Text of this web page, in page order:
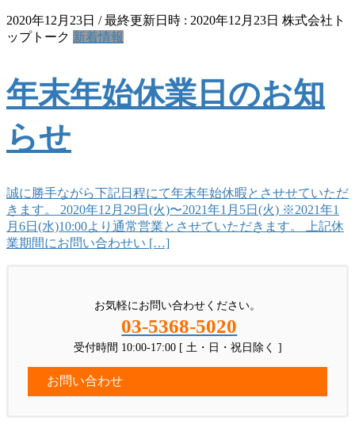
2020年12月23日 / 最終更新日時 : 2020年12月23日 株式会社ト
ップトーク 新着情報
年末年始休業日のお知
らせ
誠に勝手ながら下記日程にて年末年始休暇とさせせていただ
きます。 2020年12月29日(火)〜2021年1月5日(火) ※2021年1
月6日(水)10:00より通常営業とさせていただきます。 上記休
業期間にお問い合わせい […]
お気軽にお問い合わせください。
03-5368-5020
受付時間 10:00-17:00 [ 土・日・祝日除く ]
お問い合わせ